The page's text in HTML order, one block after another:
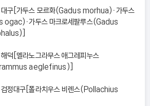
구[가두스 모르화(Gadus morhua)ㆍ가두스
ogac)ㆍ가두스 마크로세팔루스(Gadus
[멜라노그라무스 애그레피누스
aeglefinus)]
정대구[폴라치우스 비렌스(Pollachius